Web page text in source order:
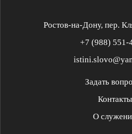
Служение «Слово
Служение «Слово
Ростов-на-Дону, пер.
+7 (988) 551-
Задать
Контакты
О